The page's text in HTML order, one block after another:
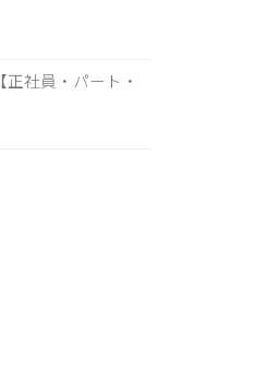
【正社員・パート・